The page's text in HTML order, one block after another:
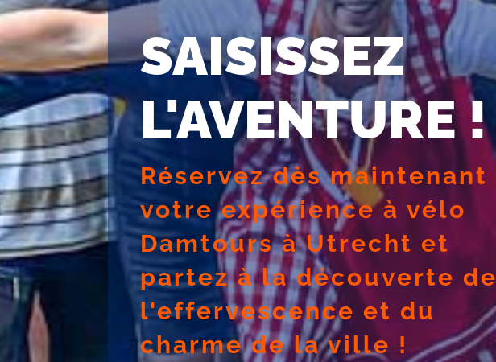
SAISISSEZ
L'AVENTURE !
Réservez dès maintenant
votre expérience à vélo
Damtours à Utrecht et
partez à la découverte de
l'effervescence et du
charme de la ville !